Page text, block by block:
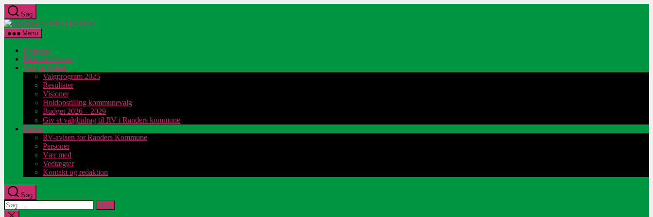
Spring
til
indholdet
Søg
Radikale
Menu
Nyheder
Fantasimillioner
Valg & Politik
Valgprogram 2025
Resultater
Visioner
Holdopstilling kommunevalg
Budget 2026 – 2029
Giv et valgbidrag til RV i Randers kommune
Partiet
RV-avisen for Randers Kommune
Personer
Vær med
Vedtægter
Kontakt og redaktion
Søg
Søg
efter:
Luk